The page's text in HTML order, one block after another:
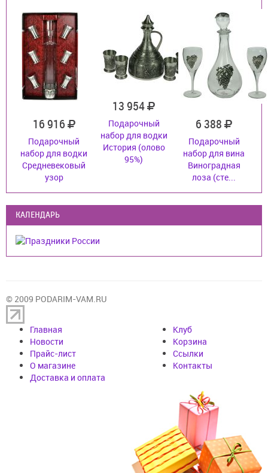
16 916
Подарочный
набор для водки
Средневековый
узор
13 954
Подарочный
набор для водки
История (олово
95%)
6 388
Подарочный
набор для вина
Виноградная
лоза (сте...
КАЛЕНДАРЬ
© 2009 PODARIM-VAM.RU
Главная
Новости
Прайс-лист
О магазине
Доставка и оплата
Клуб
Корзина
Cсылки
Контакты